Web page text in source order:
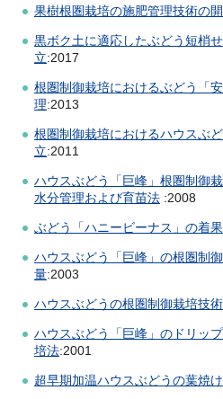
果樹根圏栽培の施肥管理技術の
黒ボク土に適応したぶどう短梢
立:2017
根圏制御栽培におけるぶどう「
理:2013
根圏制御栽培におけるハウスぶ
立:2011
ハウスぶどう「巨峰」根圏制御
水分管理および育苗法 :2008
ぶどう「ハニービーナス」の着
ハウスぶどう「巨峰」の根圏制
量:2003
ハウスぶどうの根圏制御栽培技術
ハウスぶどう「巨峰」のドリッ
培法:2001
超早期加温ハウスぶどうの葉焼